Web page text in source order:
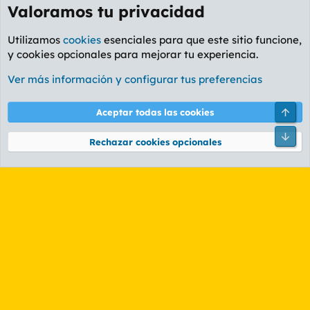
Foro General
Cookies
PL OLDSTYLE AMARILLO
Términos y reglas Política de privacidad Ayuda
Community platform by XenForo® © 2010-2026 XenForo Ltd.
Valoramos tu privacidad
Utilizamos cookies esenciales para que este sitio funcione,
y cookies opcionales para mejorar tu experiencia.
Ver más información y configurar tus preferencias
Aceptar todas las cookies
Rechazar cookies opcionales
Pie